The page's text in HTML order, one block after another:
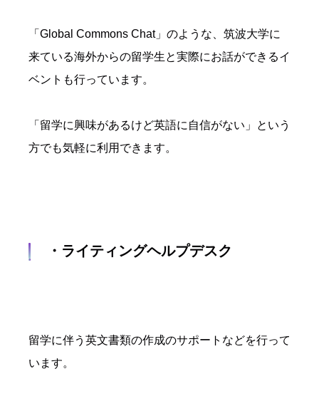
「Global Commons Chat」のような、筑波大学に
来ている海外からの留学生と実際にお話ができるイ
ベントも行っています。
「留学に興味があるけど英語に自信がない」という
方でも気軽に利用できます。
・ライティングヘルプデスク
留学に伴う英文書類の作成のサポートなどを行って
います。